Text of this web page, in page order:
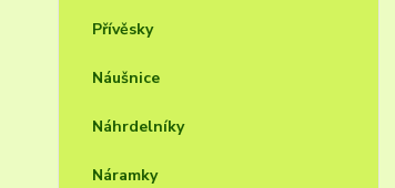
Přívěsky
Náušnice
Náhrdelníky
Náramky